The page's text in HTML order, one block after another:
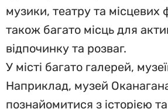
музики, театру та місцевих
також багато місць для
відпочинку та розваг.
У місті багато галерей,
Наприклад, музей
познайомитися з історією